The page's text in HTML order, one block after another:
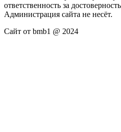
ответственность за
Администрация сайта не несёт.
Сайт от bmb1 @ 2024